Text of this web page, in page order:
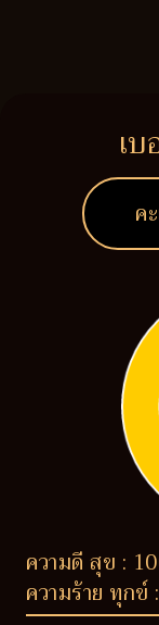
เ
ค
ความดี สุข :
ความร้าย ทุกข์ :